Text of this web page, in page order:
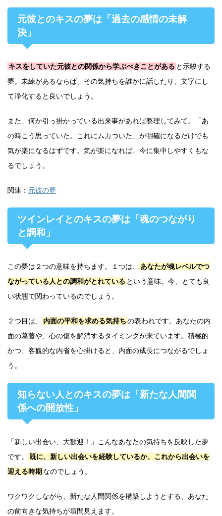
元彼とのキスの夢は「過去の感情の未解
決」
キスをしていた元彼との関係から学ぶべきことがある と示唆する
夢。未練があるならば、その気持ちを誰かに話したり、文字にし
て浄化すると良いでしょう。
また、何か引っ掛かっている出来事があれば整理してみて。「あ
の時こう思っていた。これにムカついた」が明確になるだけでも
気が楽になるはずです。気が楽になれば、今に集中しやすくもな
るでしょう。
関連： 元彼の夢
ツインレイとのキスの夢は「魂のつながり
と調和」
この夢は２つの意味を持ちます。１つは、
あなたが魂レベルでつ
ながっている人との調和がとれている という意味。今、とても良
い状態で関わっているのでしょう。
２つ目は、 内面の平和を求める気持ちの表われです。あなたの内
面の葛藤や、心の傷を解消するタイミングが来ています。積極的
かつ、客観的な内省を心掛けると、内面の成長につながるでしょ
う。
知らない人とのキスの夢は「新たな人間関
係への開放性」
「新しい出会い、大歓迎！」こんなあなたの気持ちを反映した夢
です。
既に、新しい出会いを経験しているか、これから出会いを
迎える時期 なのでしょう。
ワクワクしながら、新たな人間関係を構築しようとする、あなた
の前向きな気持ちが垣間見えます。